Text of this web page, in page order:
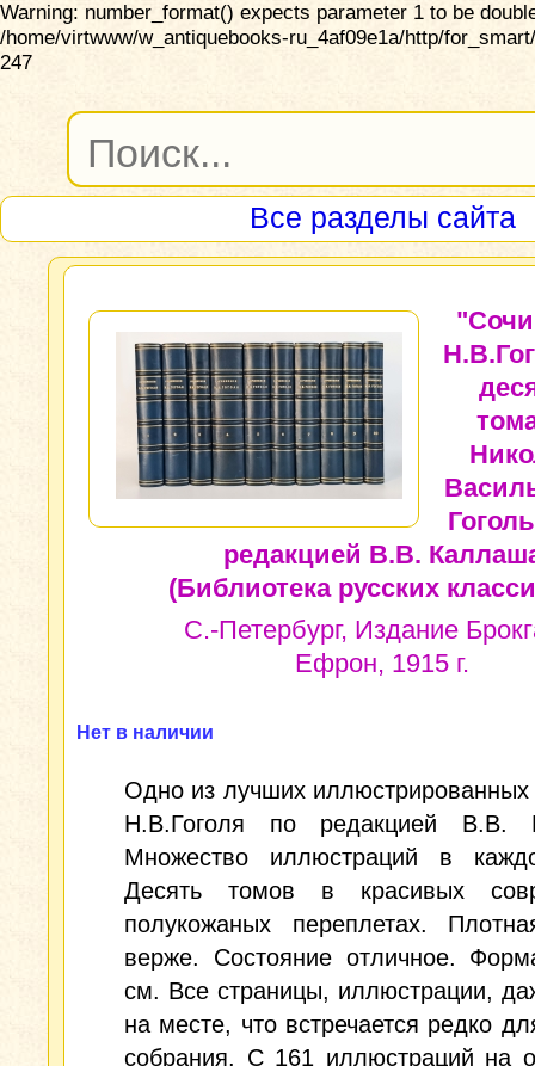
Warning: number_format() expects parameter 1 to be
/home/virtwww/w_antiquebooks-ru_4af09e1a/http/
247
Все разделы сайта
редакцией В.В.
(Библиотека русских
С.-Петербург, Издание
Ефрон, 1915 г.
Нет в наличии
Одно из лучших иллюстрированных
Н.В.Гоголя по редакцией В.В.
Множество иллюстраций в
Десять томов в красивых
полукожаных переплетах.
верже. Состояние отличное.
см. Все страницы, иллюстрации,
на месте, что встречается редко
собрания. С 161 иллюстраций на